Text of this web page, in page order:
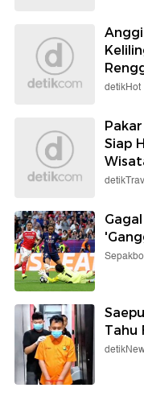
detikHot
Siap
Tahu